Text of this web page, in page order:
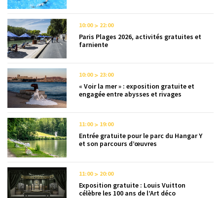
10:00 22:00
Paris Plages 2026, activités gratuites et
farniente
10:00 23:00
« Voir la mer » : exposition gratuite et
engagée entre abysses et rivages
11:00 19:00
Entrée gratuite pour le parc du Hangar Y
et son parcours d’œuvres
11:00 20:00
Exposition gratuite : Louis Vuitton
célèbre les 100 ans de l’Art déco